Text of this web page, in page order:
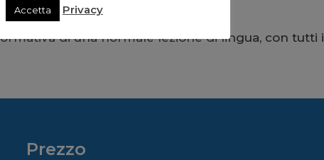
di una normale lezione di lingua, con tutti i
Prezzo
Accetta Privacy